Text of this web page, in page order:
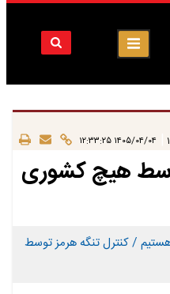
۱۴۰۵/۰۴/۰۴ ۱۲:۳۳:۲۵
هیچ کشوری
هستیم / کنترل تنگه هرمز توسط